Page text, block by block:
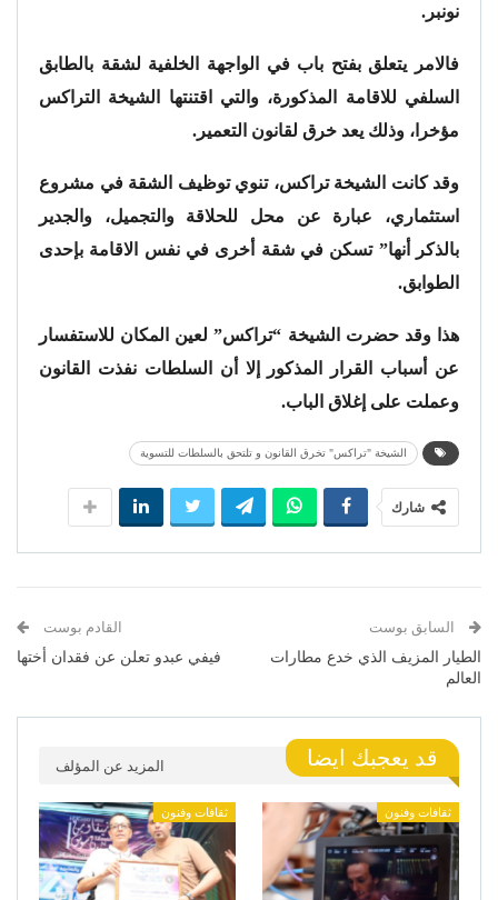
نونبر.
فالامر يتعلق بفتح باب في الواجهة الخلفية لشقة بالطابق
السلفي للاقامة المذكورة، والتي اقتنتها الشيخة التراكس
مؤخرا، وذلك يعد خرق لقانون التعمير.
وقد كانت الشيخة تراكس، تنوي توظيف الشقة في مشروع
استثماري، عبارة عن محل للحلاقة والتجميل، والجدير
بالذكر أنها” تسكن في شقة أخرى في نفس الاقامة بإحدى
الطوابق.
هذا وقد حضرت الشيخة “تراكس” لعين المكان للاستفسار
عن أسباب القرار المذكور إلا أن السلطات نفذت القانون
وعملت على إغلاق الباب.
الشيخة "تراكس" تخرق القانون و تلتحق بالسلطات للتسوية
شارك
السابق بوست
الطيار المزيف الذي خدع مطارات
العالم
القادم بوست
فيفي عبدو تعلن عن فقدان أختها
قد يعجبك ايضا المزيد عن المؤلف
ثقافات وفنون ثقافات وفنون